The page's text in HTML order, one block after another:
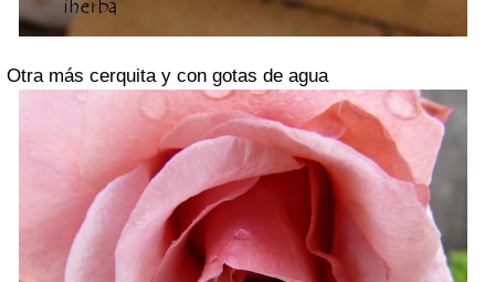
Otra más cerquita y con gotas de agua